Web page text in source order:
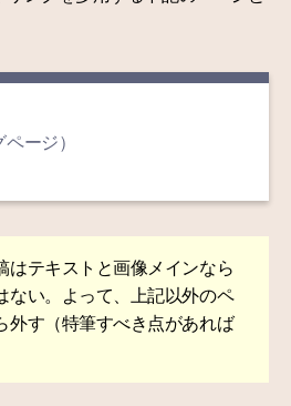
ージ）
テキストと画像メインなら
ない。よって、上記以外のペ
外す（特筆すべき点があれば